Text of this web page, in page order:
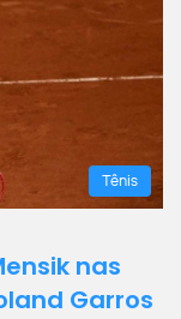
Tênis
nas
Garros